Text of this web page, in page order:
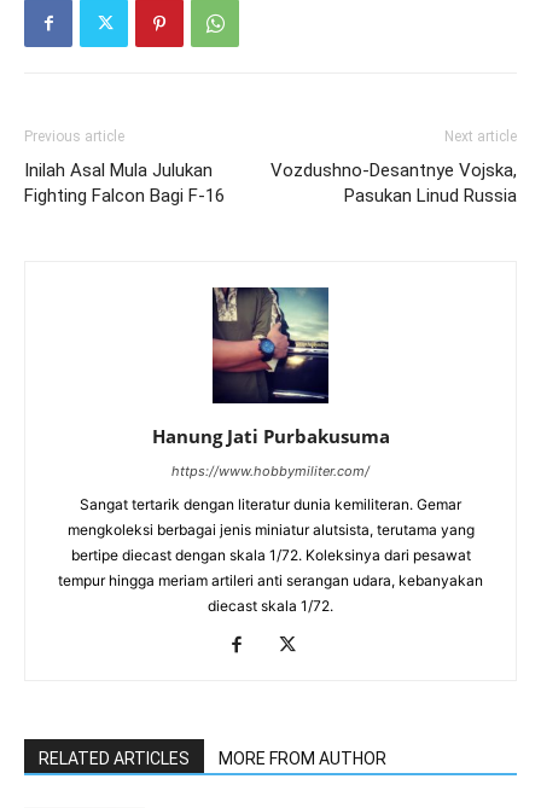
Previous article
Inilah Asal Mula Julukan
Fighting Falcon Bagi F-16
Next article
Vozdushno-Desantnye Vojska,
Pasukan Linud Russia
Hanung Jati Purbakusuma
https://www.hobbymiliter.com/
Sangat tertarik dengan literatur dunia kemiliteran. Gemar
mengkoleksi berbagai jenis miniatur alutsista, terutama yang
bertipe diecast dengan skala 1/72. Koleksinya dari pesawat
tempur hingga meriam artileri anti serangan udara, kebanyakan
diecast skala 1/72.
RELATED ARTICLES MORE FROM AUTHOR